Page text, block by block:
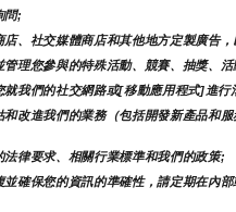
問;
店、社交媒體商店和其他地方定製廣告
管理您參與的特殊活動、競賽、抽獎、
就我們的社交網路或[移動應用程式]進行
和改進我們的業務（包括開發新產品和
法律要求、相關行業標準和我們的政策;
並確保您的資訊的準確性，請定期在內